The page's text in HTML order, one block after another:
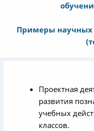
Примеры научных
Проектная
развития
учебных
классов.